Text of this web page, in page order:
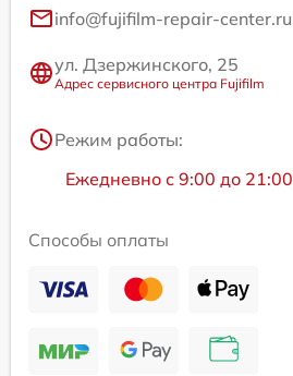
info@fujifilm-repair-center.ru
ул. Дзержинского, 25
Адрес сервисного центра Fujifilm
Режим работы:
Ежедневно с 9:00 до 21:00
Способы оплаты